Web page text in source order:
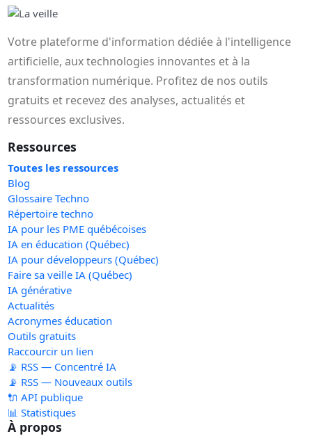
Votre plateforme d'information dédiée à l'intelligence
artificielle, aux technologies innovantes et à la
transformation numérique. Profitez de nos outils
gratuits et recevez des analyses, actualités et
ressources exclusives.
Ressources
Toutes les ressources
Blog
Glossaire Techno
Répertoire techno
IA pour les PME québécoises
IA en éducation (Québec)
IA pour développeurs (Québec)
Faire sa veille IA (Québec)
IA générative
Actualités
Acronymes éducation
Outils gratuits
Raccourcir un lien
📡 RSS — Concentré IA
📡 RSS — Nouveaux outils
🔌 API publique
📊 Statistiques
À propos